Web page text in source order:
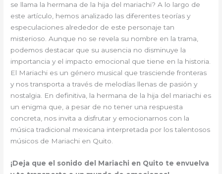
se llama la hermana de la hija del mariachi? A lo largo de
este artículo, hemos analizado las diferentes teorías y
especulaciones alrededor de este personaje tan
misterioso. Aunque no se revela su nombre en la trama,
podemos destacar que su ausencia no disminuye la
importancia y el impacto emocional que tiene en la historia.
El Mariachi es un género musical que trasciende fronteras
y nos transporta a través de melodías llenas de pasión y
nostalgia. En definitiva, la hermana de la hija del mariachi es
un enigma que, a pesar de no tener una respuesta
concreta, nos invita a disfrutar y emocionarnos con la
música tradicional mexicana interpretada por los talentosos
músicos de Mariachi en Quito.
¡Deja que el sonido del Mariachi en Quito te envuelva